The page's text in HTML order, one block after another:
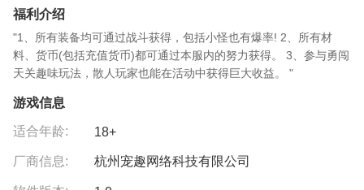
福利介绍
"1、所有装备均可通过战斗获得，包括小怪也有爆率! 2、所有材
料、货币(包括充值货币)都可通过本服内的努力获得。 3、参与勇闯
天关趣味玩法，散人玩家也能在活动中获得巨大收益。 "
游戏信息
适合年龄: 18+
厂商信息: 杭州宠趣网络科技有限公司